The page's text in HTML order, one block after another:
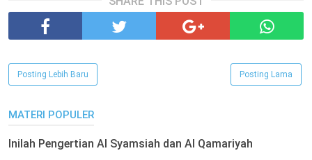
Posting Lebih Baru Posting Lama
MATERI POPULER
Inilah Pengertian Al Syamsiah dan Al Qamariyah